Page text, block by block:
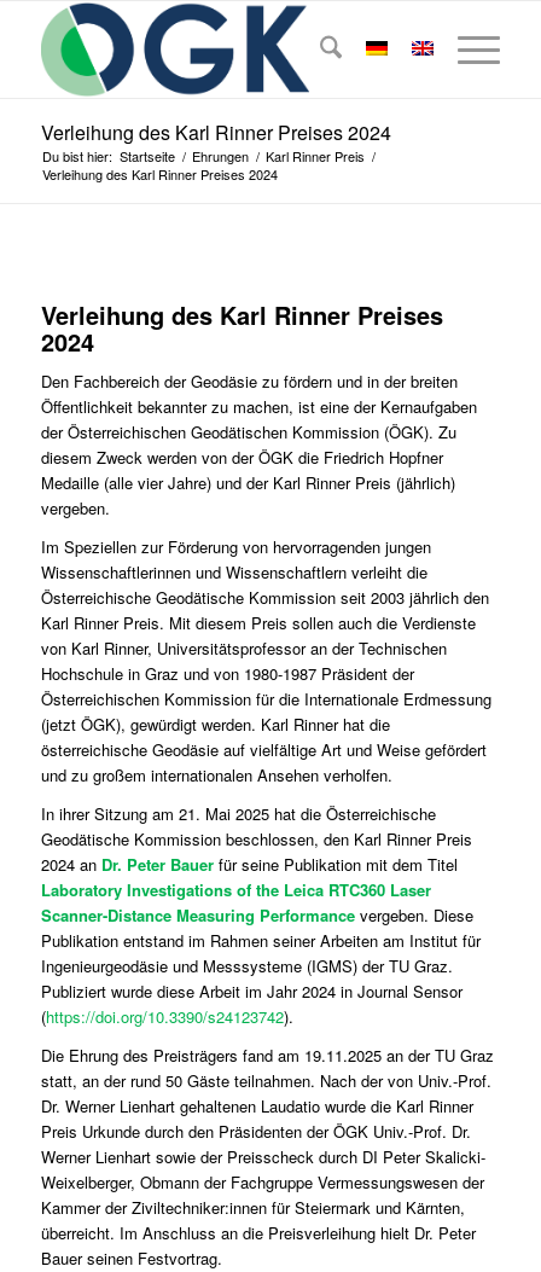
Verleihung des Karl Rinner Preises 2024
Du bist hier: Startseite / Ehrungen / Karl Rinner Preis /
Verleihung des Karl Rinner Preises 2024
Verleihung des Karl Rinner Preises
2024
Den Fachbereich der Geodäsie zu fördern und in der breiten
Öffentlichkeit bekannter zu machen, ist eine der Kernaufgaben
der Österreichischen Geodätischen Kommission (ÖGK). Zu
diesem Zweck werden von der ÖGK die Friedrich Hopfner
Medaille (alle vier Jahre) und der Karl Rinner Preis (jährlich)
vergeben.
Im Speziellen zur Förderung von hervorragenden jungen
Wissenschaftlerinnen und Wissenschaftlern verleiht die
Österreichische Geodätische Kommission seit 2003 jährlich den
Karl Rinner Preis. Mit diesem Preis sollen auch die Verdienste
von Karl Rinner, Universitätsprofessor an der Technischen
Hochschule in Graz und von 1980-1987 Präsident der
Österreichischen Kommission für die Internationale Erdmessung
(jetzt ÖGK), gewürdigt werden. Karl Rinner hat die
österreichische Geodäsie auf vielfältige Art und Weise gefördert
und zu großem internationalen Ansehen verholfen.
In ihrer Sitzung am 21. Mai 2025 hat die Österreichische
Geodätische Kommission beschlossen, den Karl Rinner Preis
2024 an Dr. Peter Bauerfür seine Publikation mit dem Titel
Laboratory Investigations of the Leica RTC360 Laser
Scanner-Distance Measuring Performancevergeben. Diese
Publikation entstand im Rahmen seiner Arbeiten am Institut für
Ingenieurgeodäsie und Messsysteme (IGMS) der TU Graz.
Publiziert wurde diese Arbeit im Jahr 2024 in Journal Sensor
(https://doi.org/10.3390/s24123742).
Die Ehrung des Preisträgers fand am 19.11.2025 an der TU Graz
statt, an der rund 50 Gäste teilnahmen. Nach der von Univ.-Prof.
Dr. Werner Lienhart gehaltenen Laudatio wurde die Karl Rinner
Preis Urkunde durch den Präsidenten der ÖGK Univ.-Prof. Dr.
Werner Lienhart sowie der Preisscheck durch DI Peter Skalicki-
Weixelberger, Obmann der Fachgruppe Vermessungswesen der
Kammer der Ziviltechniker:innen für Steiermark und Kärnten,
überreicht. Im Anschluss an die Preisverleihung hielt Dr. Peter
Bauer seinen Festvortrag.